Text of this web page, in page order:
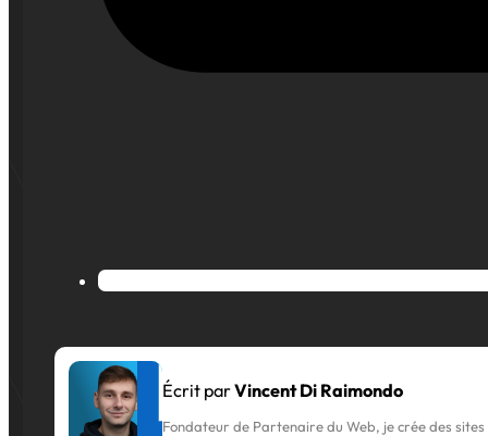
Écrit parVincent Di Raimondo
Fondateur de Partenaire du Web, je crée des